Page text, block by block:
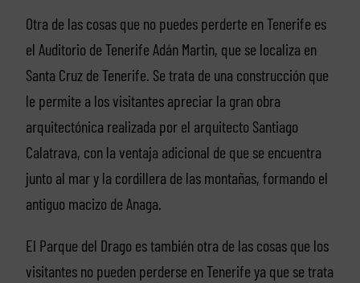
Otra de las cosas que no puedes perderte en Tenerife es
el Auditorio de Tenerife Adán Martin, que se localiza en
Santa Cruz de Tenerife. Se trata de una construcción que
le permite a los visitantes apreciar la gran obra
arquitectónica realizada por el arquitecto Santiago
Calatrava, con la ventaja adicional de que se encuentra
junto al mar y la cordillera de las montañas, formando el
antiguo macizo de Anaga.
El Parque del Drago es también otra de las cosas que los
visitantes no pueden perderse en Tenerife ya que se trata